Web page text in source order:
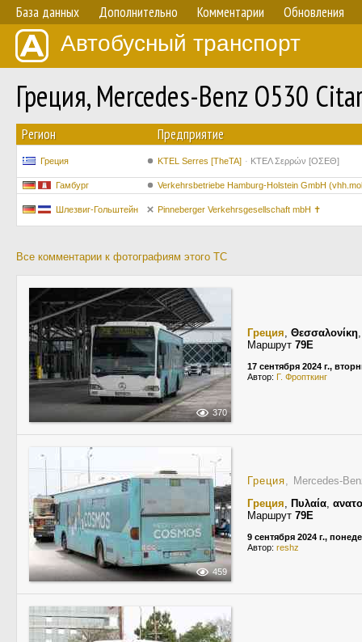
База данных Дополнительно Комментарии Обновления
Автобусный транспорт
Греция, Mercedes-Benz O530
Регион Предприятие
Греция KTEL Serres [TheTA] ΚΤΕΛ Σερρών [ΟΣΕΘ]
Гамбург Verkehrsbetriebe Hamburg-Holstein GmbH
Шлезвиг-Гольштейн Pinneberger Verkehrsgesellschaft mbH ✝
Все комментарии к фотографиям этого ТС
370
Греция, Θεσσαλονίκη
Маршрут 79E
17 сентября 2024 г.,
Автор: Г. Фропткинг
459
Греция, Mercedes-
Греция, Πυλαία,
Маршрут 79E
9 сентября 2024 г.,
Автор: reshz